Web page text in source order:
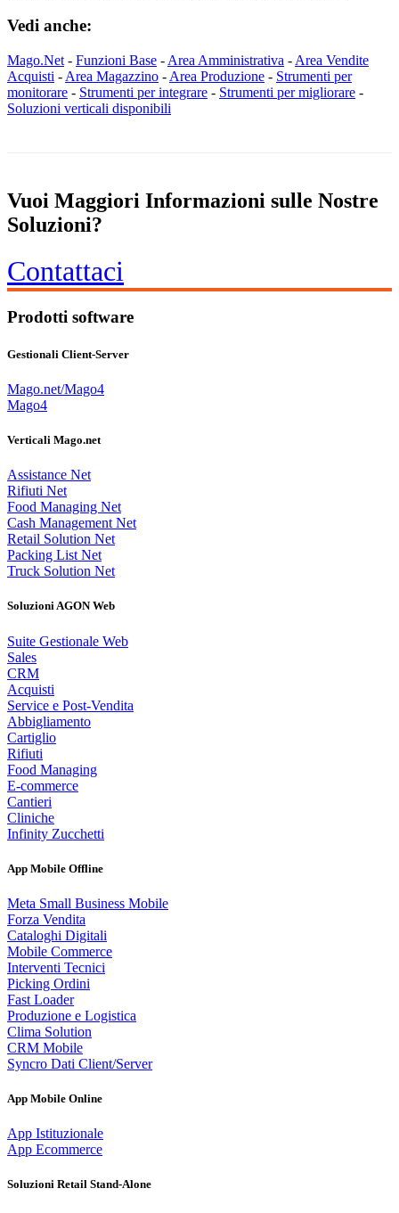
Vedi anche:
Mago.Net - Funzioni Base - Area Amministrativa - Area Vendite
Acquisti - Area Magazzino - Area Produzione - Strumenti per
monitorare - Strumenti per integrare - Strumenti per migliorare -
Soluzioni verticali disponibili
Vuoi Maggiori Informazioni sulle Nostre
Soluzioni?
Contattaci
Prodotti software
Gestionali Client-Server
Mago.net/Mago4
Mago4
Verticali Mago.net
Assistance Net
Rifiuti Net
Food Managing Net
Cash Management Net
Retail Solution Net
Packing List Net
Truck Solution Net
Soluzioni AGON Web
Suite Gestionale Web
Sales
CRM
Acquisti
Service e Post-Vendita
Abbigliamento
Cartiglio
Rifiuti
Food Managing
E-commerce
Cantieri
Cliniche
Infinity Zucchetti
App Mobile Offline
Meta Small Business Mobile
Forza Vendita
Cataloghi Digitali
Mobile Commerce
Interventi Tecnici
Picking Ordini
Fast Loader
Produzione e Logistica
Clima Solution
CRM Mobile
Syncro Dati Client/Server
App Mobile Online
App Istituzionale
App Ecommerce
Soluzioni Retail Stand-Alone